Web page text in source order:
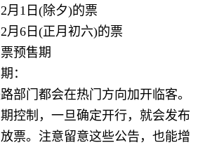
月1日(除夕)的票
月6日(正月初六)的票
预售期
：
部门都会在热门方向加开临客。
控制，一旦确定开行，就会发布
票。注意留意这些公告，也能增